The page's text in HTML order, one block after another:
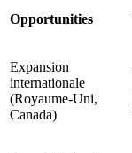
Opportunities
Expansion
internationale
(Royaume-Uni,
Canada)